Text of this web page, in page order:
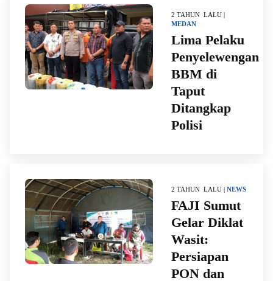
2 TAHUN LALU |
MEDAN
Lima Pelaku
Penyelewengan
BBM di
Taput
Ditangkap
Polisi
2 TAHUN LALU | NEWS
FAJI Sumut
Gelar Diklat
Wasit:
Persiapan
PON dan